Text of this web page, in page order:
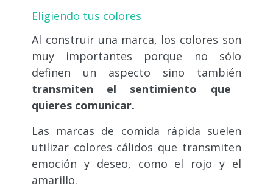
Eligiendo tus colores
Al construir una marca, los colores son
muy importantes porque no sólo
definen un aspecto sino también
transmiten el sentimiento que
quieres comunicar.
Las marcas de comida rápida suelen
utilizar colores cálidos que transmiten
emoción y deseo, como el rojo y el
amarillo.